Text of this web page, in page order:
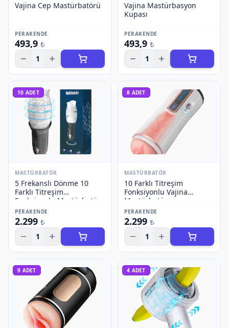
Vajina Cep Mastürbatörü
PERAKENDE
493,9 ₺
1
Vajina Mastürbasyon
Kupası
PERAKENDE
493,9 ₺
1
10 ADET
MASTÜRBATÖR
5 Frekanslı Dönme 10
Farklı Titreşim
Fonksiyonlu Mastürbatör
PERAKENDE
2.299 ₺
1
8 ADET
MASTÜRBATÖR
10 Farklı Titreşim
Fonksiyonlu Vajina
Mastürbatör
PERAKENDE
2.299 ₺
1
9 ADET 4 ADET